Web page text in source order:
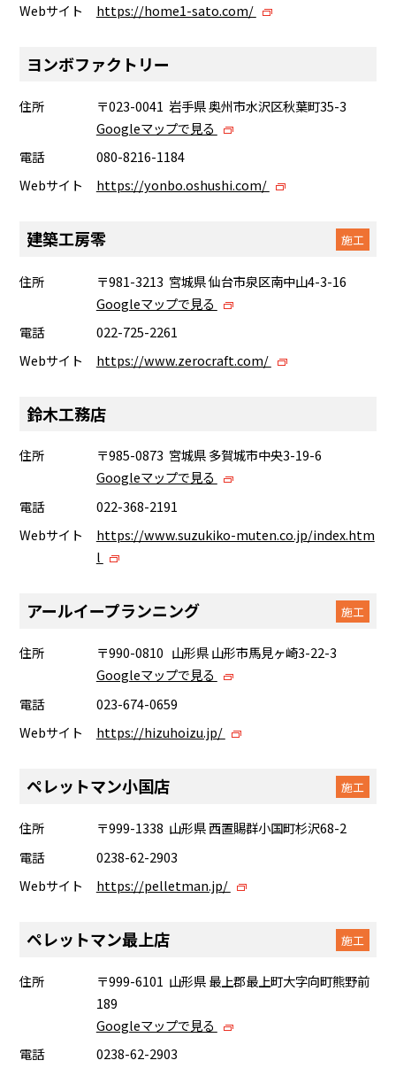
Webサイト
https://home1-sato.com/
ヨンボファクトリー
住所
〒023-0041 岩手県 奥州市水沢区秋葉町35-3
Googleマップで見る
電話
080-8216-1184
Webサイト
https://yonbo.oshushi.com/
建築工房零 施工
住所
〒981-3213 宮城県 仙台市泉区南中山4-3-16
Googleマップで見る
電話
022-725-2261
Webサイト
https://www.zerocraft.com/
鈴木工務店
住所
〒985-0873 宮城県 多賀城市中央3-19-6
Googleマップで見る
電話
022-368-2191
Webサイト
https://www.suzukiko-muten.co.jp/index.htm
l
アールイープランニング 施工
住所
〒990-0810 山形県 山形市馬見ヶ崎3-22-3
Googleマップで見る
電話
023-674-0659
Webサイト
https://hizuhoizu.jp/
ペレットマン小国店 施工
住所
〒999-1338 山形県 西置賜群小国町杉沢68-2
電話
0238-62-2903
Webサイト
https://pelletman.jp/
ペレットマン最上店 施工
住所
〒999-6101 山形県 最上郡最上町大字向町熊野前
189
Googleマップで見る
電話
0238-62-2903